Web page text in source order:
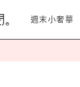
週末小奢華